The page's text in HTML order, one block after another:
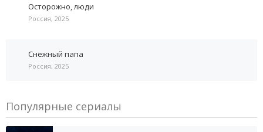
Осторожно, люди
Россия, 2025
Снежный папа
Россия, 2025
Популярные сериалы